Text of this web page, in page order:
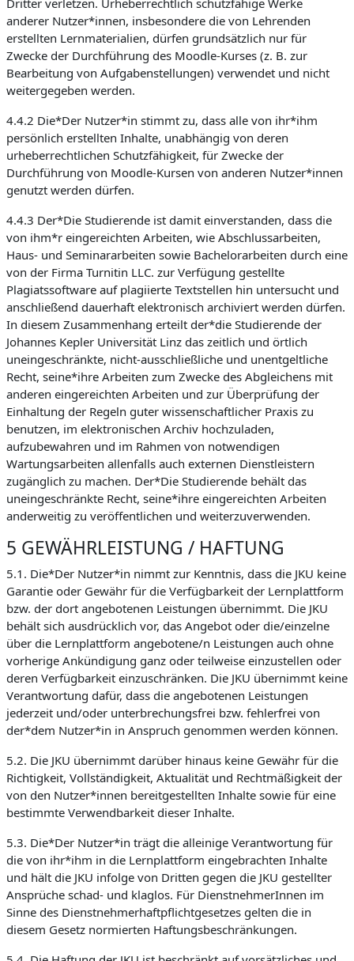
Dritter verletzen. Urheberrechtlich schutzfähige Werke
anderer Nutzer*innen, insbesondere die von Lehrenden
erstellten Lernmaterialien, dürfen grundsätzlich nur für
Zwecke der Durchführung des Moodle-Kurses (z. B. zur
Bearbeitung von Aufgabenstellungen) verwendet und nicht
weitergegeben werden.
4.4.2 Die*Der Nutzer*in stimmt zu, dass alle von ihr*ihm
persönlich erstellten Inhalte, unabhängig von deren
urheberrechtlichen Schutzfähigkeit, für Zwecke der
Durchführung von Moodle-Kursen von anderen Nutzer*innen
genutzt werden dürfen.
4.4.3 Der*Die Studierende ist damit einverstanden, dass die
von ihm*r eingereichten Arbeiten, wie Abschlussarbeiten,
Haus- und Seminararbeiten sowie Bachelorarbeiten durch eine
von der Firma Turnitin LLC. zur Verfügung gestellte
Plagiatssoftware auf plagiierte Textstellen hin untersucht und
anschließend dauerhaft elektronisch archiviert werden dürfen.
In diesem Zusammenhang erteilt der*die Studierende der
Johannes Kepler Universität Linz das zeitlich und örtlich
uneingeschränkte, nicht-ausschließliche und unentgeltliche
Recht, seine*ihre Arbeiten zum Zwecke des Abgleichens mit
anderen eingereichten Arbeiten und zur Überprüfung der
Einhaltung der Regeln guter wissenschaftlicher Praxis zu
benutzen, im elektronischen Archiv hochzuladen,
aufzubewahren und im Rahmen von notwendigen
Wartungsarbeiten allenfalls auch externen Dienstleistern
zugänglich zu machen. Der*Die Studierende behält das
uneingeschränkte Recht, seine*ihre eingereichten Arbeiten
anderweitig zu veröffentlichen und weiterzuverwenden.
5 GEWÄHRLEISTUNG / HAFTUNG
5.1. Die*Der Nutzer*in nimmt zur Kenntnis, dass die JKU keine
Garantie oder Gewähr für die Verfügbarkeit der Lernplattform
bzw. der dort angebotenen Leistungen übernimmt. Die JKU
behält sich ausdrücklich vor, das Angebot oder die/einzelne
über die Lernplattform angebotene/n Leistungen auch ohne
vorherige Ankündigung ganz oder teilweise einzustellen oder
deren Verfügbarkeit einzuschränken. Die JKU übernimmt keine
Verantwortung dafür, dass die angebotenen Leistungen
jederzeit und/oder unterbrechungsfrei bzw. fehlerfrei von
der*dem Nutzer*in in Anspruch genommen werden können.
5.2. Die JKU übernimmt darüber hinaus keine Gewähr für die
Richtigkeit, Vollständigkeit, Aktualität und Rechtmäßigkeit der
von den Nutzer*innen bereitgestellten Inhalte sowie für eine
bestimmte Verwendbarkeit dieser Inhalte.
5.3. Die*Der Nutzer*in trägt die alleinige Verantwortung für
die von ihr*ihm in die Lernplattform eingebrachten Inhalte
und hält die JKU infolge von Dritten gegen die JKU gestellter
Ansprüche schad- und klaglos. Für DienstnehmerInnen im
Sinne des Dienstnehmerhaftpflichtgesetzes gelten die in
diesem Gesetz normierten Haftungsbeschränkungen.